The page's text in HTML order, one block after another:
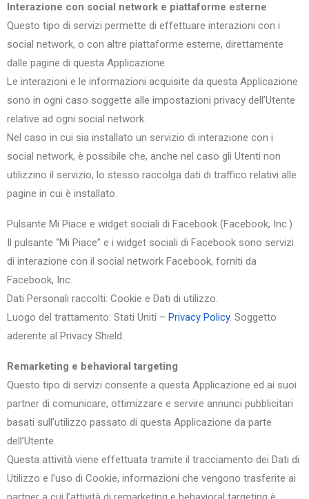
Interazione con social network e piattaforme esterne
Questo tipo di servizi permette di effettuare interazioni con i
social network, o con altre piattaforme esterne, direttamente
dalle pagine di questa Applicazione.
Le interazioni e le informazioni acquisite da questa Applicazione
sono in ogni caso soggette alle impostazioni privacy dell’Utente
relative ad ogni social network.
Nel caso in cui sia installato un servizio di interazione con i
social network, è possibile che, anche nel caso gli Utenti non
utilizzino il servizio, lo stesso raccolga dati di traffico relativi alle
pagine in cui è installato.
Pulsante Mi Piace e widget sociali di Facebook (Facebook, Inc.)
Il pulsante “Mi Piace” e i widget sociali di Facebook sono servizi
di interazione con il social network Facebook, forniti da
Facebook, Inc.
Dati Personali raccolti: Cookie e Dati di utilizzo.
Luogo del trattamento: Stati Uniti – Privacy Policy. Soggetto
aderente al Privacy Shield.
Remarketing e behavioral targeting
Questo tipo di servizi consente a questa Applicazione ed ai suoi
partner di comunicare, ottimizzare e servire annunci pubblicitari
basati sull’utilizzo passato di questa Applicazione da parte
dell’Utente.
Questa attività viene effettuata tramite il tracciamento dei Dati di
Utilizzo e l’uso di Cookie, informazioni che vengono trasferite ai